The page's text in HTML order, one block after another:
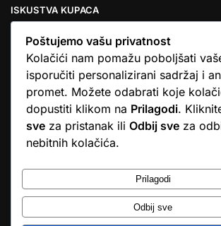
ISKUSTVA KUPACA
★★★★★
… Ono što me se dojmilo je ljudski pristup i
dobijem što sam naručio. U većini web
zove, samo otkažu narudžbu. …
Stjepan D.M.
© Argus elektronika d.o.o.
Poštujemo vašu privatnost
Kolačići nam pomažu poboljšati
isporučiti personalizirani sadržaj i
promet. Možete odabrati koje
dopustiti klikom na Prilagodi.
sve za pristanak ili Odbij sve za
nebitnih kolačića.
Prilagodi
Odbij sve